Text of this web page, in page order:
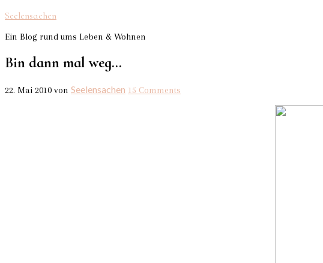
Seelensachen
Ein Blog rund ums Leben & Wohnen
Bin dann mal weg…
22. Mai 2010 von Seelensachen 15 Comments